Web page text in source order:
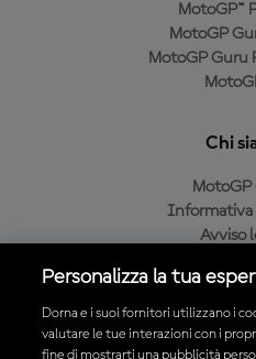
MotoGP™
MotoGP
MotoGP Guru
Chi
MotoGP
Informativa
Avviso
Condizioni
Personalizza la tua
Dorna e i suoi fornitori utilizzano i
valutare le tue interazioni con i
fine di mostrarti una pubblicità